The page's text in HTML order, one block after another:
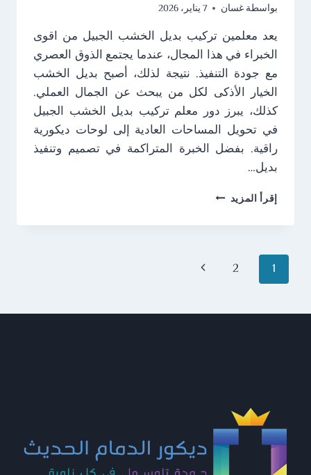
بواسطةغسان 7 يناير، 2026
يعد معلمين تركيب بديل الخشب الجبيل من اقوى
الخبراء في هذا المجال، عندما يجتمع الذوق العصري
مع جودة التنفيذ. نتيجة لذلك، أصبح بديل الخشب
الخيار الأذكى لكل من يبحث عن الجمال العملي.
كذلك، يبرز دور معلم تركيب بديل الخشب الجبيل
في تحويل المساحات العادية إلى لوحات ديكورية
راقية. بفضل الخبرة المتراكمة في تصميم وتنفيذ
بديل…
إقرأ المزيد معلم
بديل
تصميم
تنقل
1
2
الصفحة